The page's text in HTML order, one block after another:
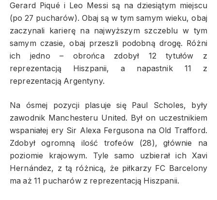
Gerard Piqué i Leo Messi są na dziesiątym miejscu
(po 27 pucharów). Obaj są w tym samym wieku, obaj
zaczynali karierę na najwyższym szczeblu w tym
samym czasie, obaj przeszli podobną drogę. Różni
ich jedno – obrońca zdobył 12 tytułów z
reprezentacją Hiszpanii, a napastnik 11 z
reprezentacją Argentyny.
Na ósmej pozycji plasuje się Paul Scholes, były
zawodnik Manchesteru United. Był on uczestnikiem
wspaniałej ery Sir Alexa Fergusona na Old Trafford.
Zdobył ogromną ilość trofeów (28), głównie na
poziomie krajowym. Tyle samo uzbierał ich Xavi
Hernández, z tą różnicą, że piłkarzy FC Barcelony
ma aż 11 pucharów z reprezentacją Hiszpanii.